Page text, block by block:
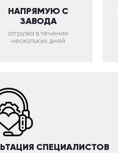
НАПРЯМУЮ С
ЗАВОДА
отгрузка в течении
нескольких дней
СПЕЦИАЛИСТОВ